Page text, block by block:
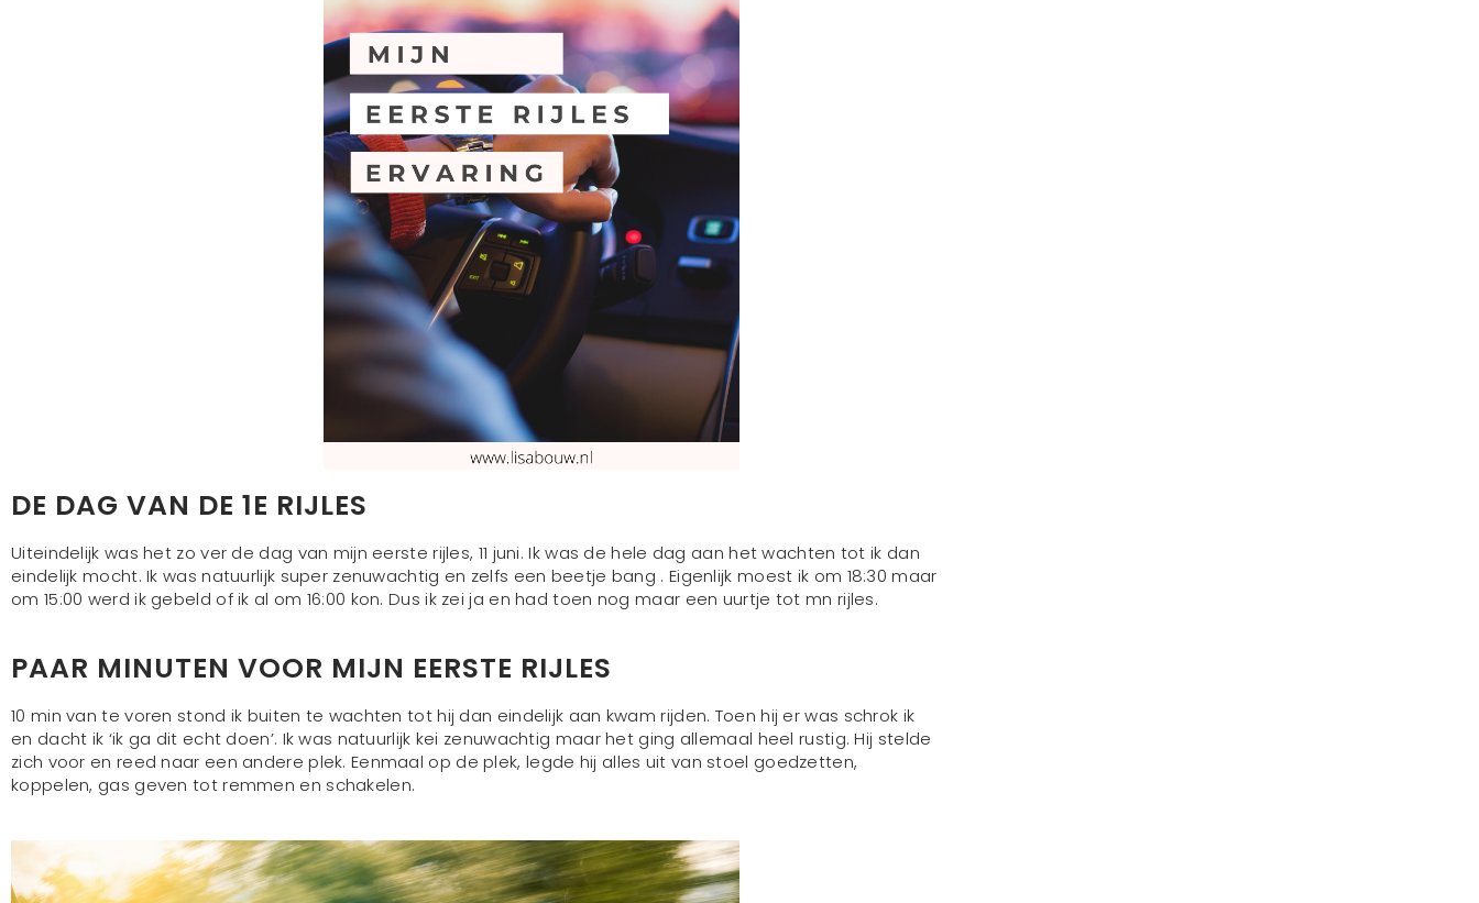
DE DAG VAN DE 1E RIJLES
Uiteindelijk was het zo ver de dag van mijn eerste rijles, 11 juni. Ik was de hele dag aan het wachten tot ik dan
eindelijk mocht. Ik was natuurlijk super zenuwachtig en zelfs een beetje bang . Eigenlijk moest ik om 18:30 maar
om 15:00 werd ik gebeld of ik al om 16:00 kon. Dus ik zei ja en had toen nog maar een uurtje tot mn rijles.
PAAR MINUTEN VOOR MIJN EERSTE RIJLES
10 min van te voren stond ik buiten te wachten tot hij dan eindelijk aan kwam rijden. Toen hij er was schrok ik
en dacht ik ‘ik ga dit echt doen’. Ik was natuurlijk kei zenuwachtig maar het ging allemaal heel rustig. Hij stelde
zich voor en reed naar een andere plek. Eenmaal op de plek, legde hij alles uit van stoel goedzetten,
koppelen, gas geven tot remmen en schakelen.